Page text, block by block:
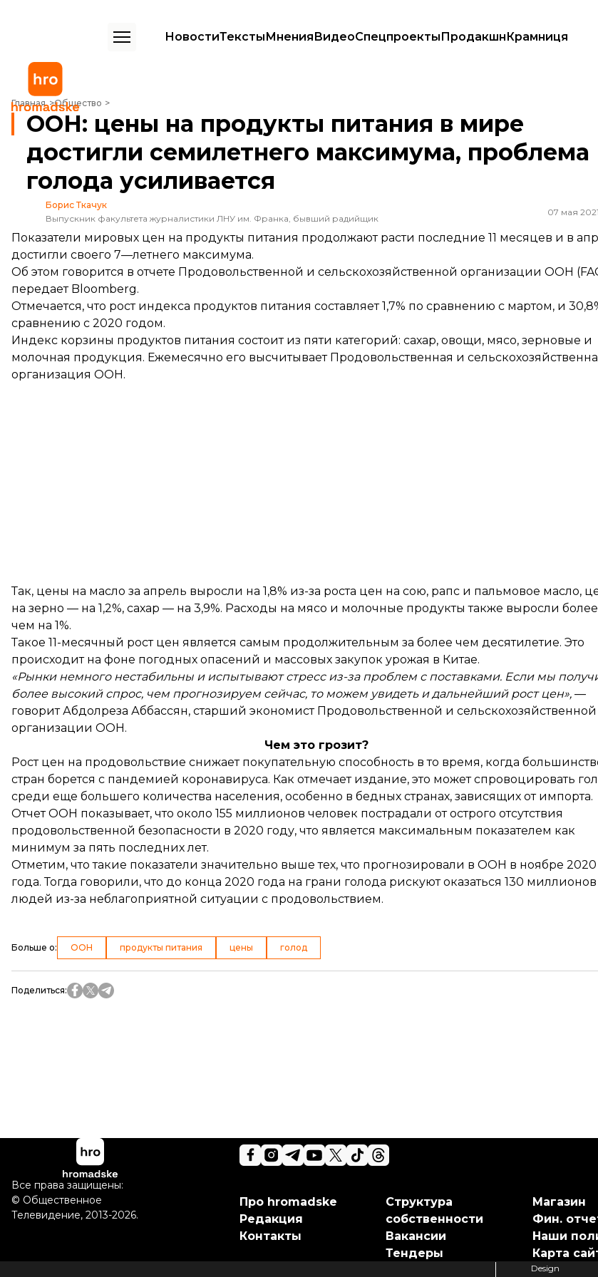
НовостиТекстыМненияВидеоСпецпроектыПродакшнКрамниця
Главная Общество
ООН: цены на продукты питания в мире достигли семилетнего максимума, проблема голода усиливается
ООН: цены на продукты питания в мире
достигли семилетнего максимума, проблема
голода усиливается
Борис Ткачук
Выпускник факультета журналистики ЛНУ им. Франка, бывший радийщик
07 мая
Показатели мировых цен на продукты питания продолжают расти последние 11 месяцев и в
достигли своего 7—летнего максимума.
Об этом говорится в отчете Продовольственной и сельскохозяйственной организации ООН
передаетBloomberg.
Отмечается, что рост индекса продуктов питания составляет 1,7% по сравнению с мартом, и
сравнению с 2020 годом.
Индекс корзины продуктов питания состоит из пяти категорий: сахар, овощи, мясо, зерновые и
молочная продукция. Ежемесячно его высчитывает Продовольственная и
организация ООН.
Так, цены на масло за апрель выросли на 1,8% из-за роста цен на сою, рапс и пальмовое масло,
на зерно — на 1,2%, сахар — на 3,9%. Расходы на мясо и молочные продукты также выросли более
чем на 1%.
Такое 11-месячный рост цен является самым продолжительным за более чем десятилетие. Это
происходит на фоне погодных опасений и массовых закупок урожая в Китае.
«Рынки немного нестабильны и испытывают стресс из-за проблем с поставками. Если мы
более высокий спрос, чем прогнозируем сейчас, то можем увидеть и дальнейший рост цен», —
говорит Абдолреза Аббассян, старший экономист Продовольственной и сельскохозяйственной
организации ООН.
Чем это грозит?
Рост цен на продовольствие снижает покупательную способность в то время, когда
стран борется с пандемией коронавируса. Как отмечает издание, это может спровоцировать
среди еще большего количества населения, особенно в бедных странах, зависящих от импорта.
Отчет ООН показывает, что около 155 миллионов человек пострадали от острого отсутствия
продовольственной безопасности в 2020 году, что является максимальным показателем как
минимум за пять последних лет.
Отметим, что такие показатели значительно выше тех, что прогнозировали в ООН в ноябре 2020
года. Тогда говорили, что до конца 2020 года на грани голода рискуют оказаться 130 миллионов
людей из-за неблагоприятной ситуации с продовольствием.
Больше о: ООН продукты питания цены голод
Поделиться:
Про hromadske
Редакция
Контакты
Структура
собственности
Вакансии
Тендеры
Магазин
Фин.
Наши
Карта
Все права защищены:
© Общественное
Телевидение, 2013-2026.
Design